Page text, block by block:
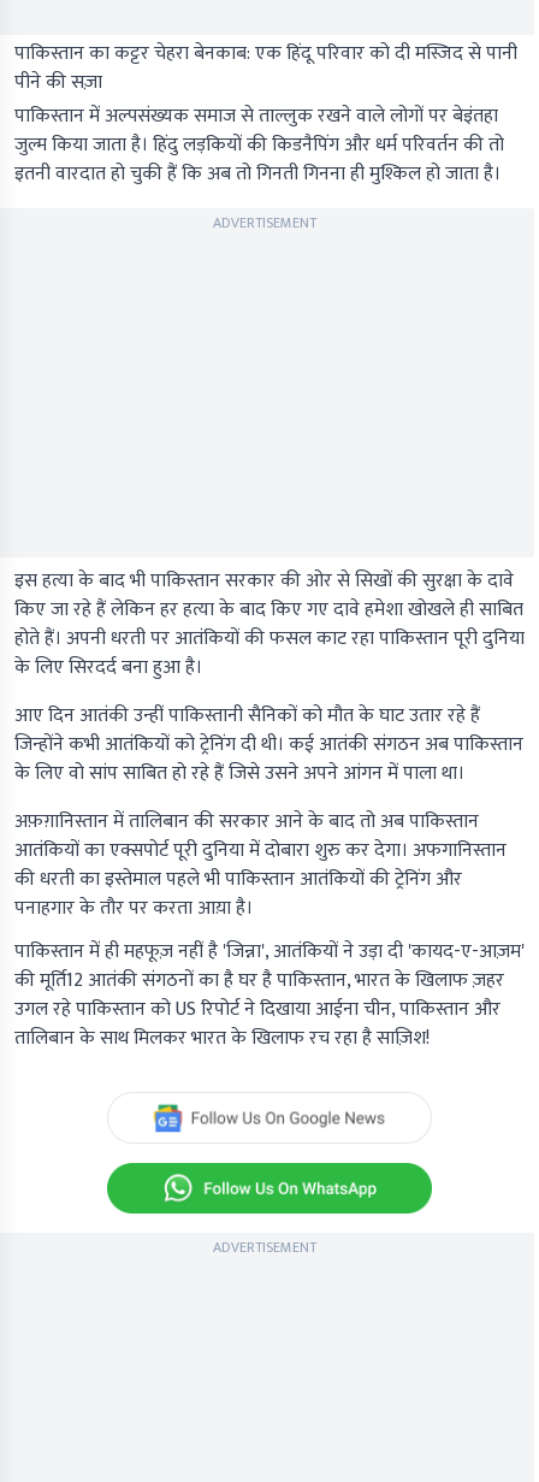
पाकिस्तान का कट्टर चेहरा बेनकाब: एक हिंदू परिवार को दी मस्जिद से पानी
पीने की सज़ा
पाकिस्तान में अल्पसंख्यक समाज से ताल्लुक रखने वाले लोगों पर बेइंतहा
जुल्म किया जाता है। हिंदु लड़कियों की किडनैपिंग और धर्म परिवर्तन की तो
इतनी वारदात हो चुकी हैं कि अब तो गिनती गिनना ही मुश्किल हो जाता है।
ADVERTISEMENT
इस हत्या के बाद भी पाकिस्तान सरकार की ओर से सिखों की सुरक्षा के दावे
किए जा रहे हैं लेकिन हर हत्या के बाद किए गए दावे हमेशा खोखले ही साबित
होते हैं। अपनी धरती पर आतंकियों की फसल काट रहा पाकिस्तान पूरी दुनिया
के लिए सिरदर्द बना हुआ है।
आए दिन आतंकी उन्हीं पाकिस्तानी सैनिकों को मौत के घाट उतार रहे हैं
जिन्होंने कभी आतंकियों को ट्रेनिंग दी थी। कई आतंकी संगठन अब पाकिस्तान
के लिए वो सांप साबित हो रहे हैं जिसे उसने अपने आंगन में पाला था।
अफ़ग़ानिस्तान में तालिबान की सरकार आने के बाद तो अब पाकिस्तान
आतंकियों का एक्सपोर्ट पूरी दुनिया में दोबारा शुरु कर देगा। अफगानिस्तान
की धरती का इस्तेमाल पहले भी पाकिस्तान आतंकियों की ट्रेनिंग और
पनाहगार के तौर पर करता आय़ा है।
पाकिस्तान में ही महफूज़ नहीं है 'जिन्ना', आतंकियों ने उड़ा दी 'कायद-ए-आज़म'
की मूर्ति12 आतंकी संगठनों का है घर है पाकिस्तान, भारत के खिलाफ ज़हर
उगल रहे पाकिस्तान को US रिपोर्ट ने दिखाया आईना चीन, पाकिस्तान और
तालिबान के साथ मिलकर भारत के खिलाफ रच रहा है साज़िश!
ADVERTISEMENT